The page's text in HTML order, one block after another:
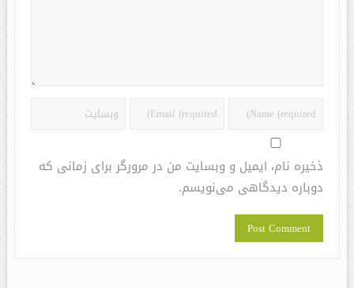
ذخیره نام، ایمیل و وبسایت من در مرورگر برای زمانی که
دوباره دیدگاهی می‌نویسم.